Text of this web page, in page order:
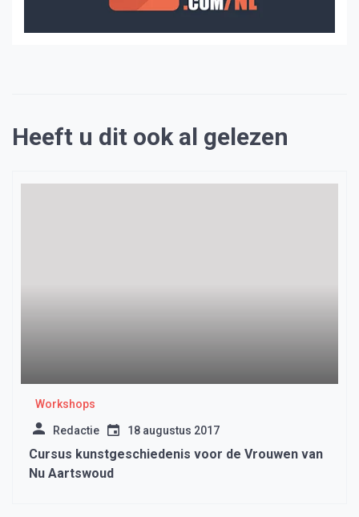
Heeft u dit ook al gelezen
Workshops
Redactie 18 augustus 2017
Cursus kunstgeschiedenis voor de Vrouwen van
Nu Aartswoud